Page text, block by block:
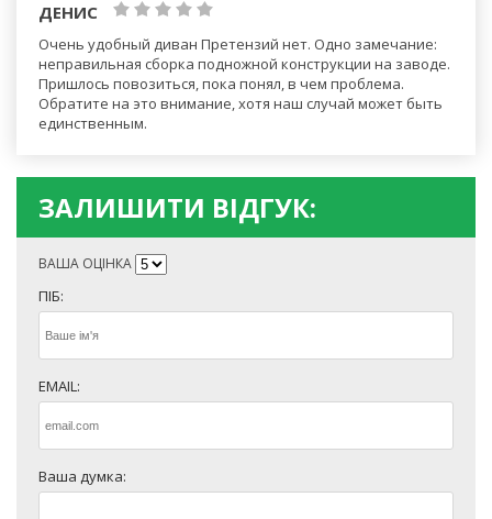
ДЕНИС
Очень удобный диван Претензий нет. Одно замечание:
неправильная сборка подножной конструкции на заводе.
Пришлось повозиться, пока понял, в чем проблема.
Обратите на это внимание, хотя наш случай может быть
единственным.
ЗАЛИШИТИ ВІДГУК:
ВАША ОЦІНКА
ПІБ:
EMAIL:
Ваша думка: